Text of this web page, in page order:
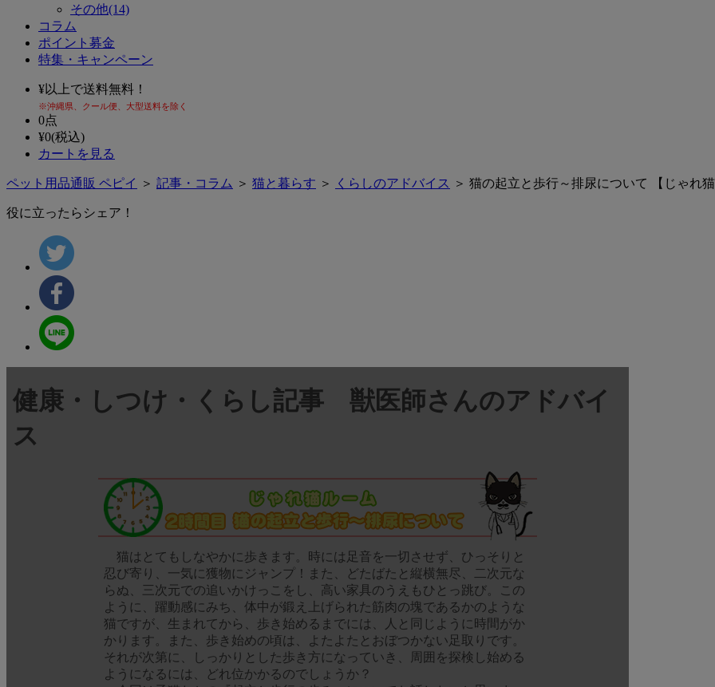
その他(14)
コラム
ポイント募金
特集・キャンペーン
¥以上で送料無料！
※沖縄県、クール便、大型送料を除く
0点
¥0(税込)
カートを見る
ペット用品通販 ペピイ ＞ 記事・コラム ＞ 猫と暮らす ＞ くらしのアドバイス ＞ 猫の起立と歩行～排尿について 【じゃれ猫
役に立ったらシェア！